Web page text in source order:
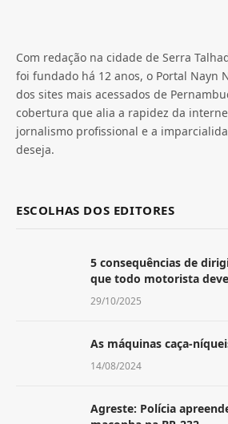
Com redação na cidade de Serra
foi fundado há 12 anos, o Portal Nayn
dos sites mais acessados de
cobertura que alia a rapidez da
jornalismo profissional e a
deseja.
ESCOLHAS DOS EDITORES
5 consequências de
que todo motorista
29/10/2025
As máquinas caça-
14/08/2024
Agreste: Polícia